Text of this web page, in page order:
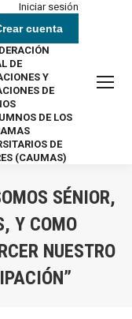
Iniciar sesión
cuenta
DE
Y
DE
DE LOS
DE
(CAUMAS)
SÉNIOR,
Y COMO
NUESTRO